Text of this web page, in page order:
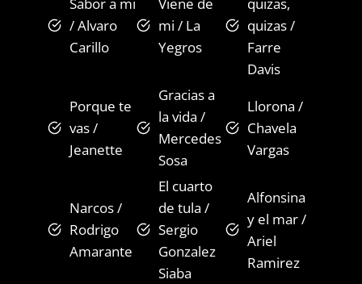
Sabor a mi
/ Alvaro
Carillo
Viene de
mi / La
Yegros
quizas,
quizas /
Farre
Davis
Porque te
vas /
Jeanette
Gracias a
la vida /
Mercedes
Sosa
Llorona /
Chavela
Vargas
Narcos /
Rodrigo
Amarante
El cuarto
de tula /
Sergio
Gonzalez
Siaba
Alfonsina
y el mar /
Ariel
Ramirez